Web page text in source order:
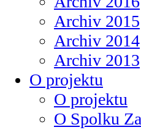
Archiv 2015
Archiv 2014
Archiv 2013
O projektu
O projektu
O Spolku